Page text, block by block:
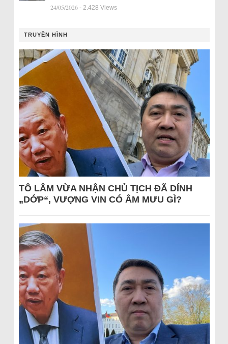
24/05/2026 - 2.428 Views
TRUYỀN HÌNH
TÔ LÂM VỪA NHẬN CHỦ TỊCH ĐÃ DÍNH
„DỚP“, VƯỢNG VIN CÓ ÂM MƯU GÌ?